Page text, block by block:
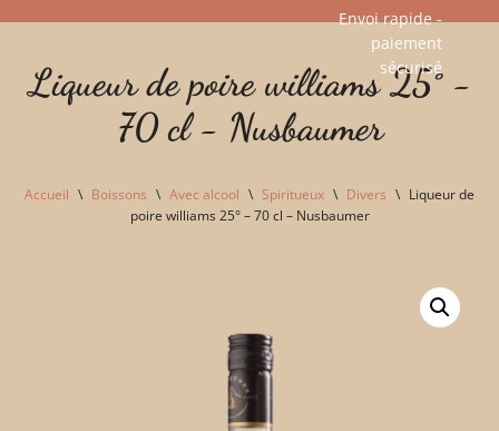
au
Envoi rapide -
paiement
sécurisé​
Liqueur de poire williams 25° -
70 cl - Nusbaumer
Accueil \ Boissons \ Avec alcool \ Spiritueux \ Divers \ Liqueur de
poire williams 25° – 70 cl – Nusbaumer